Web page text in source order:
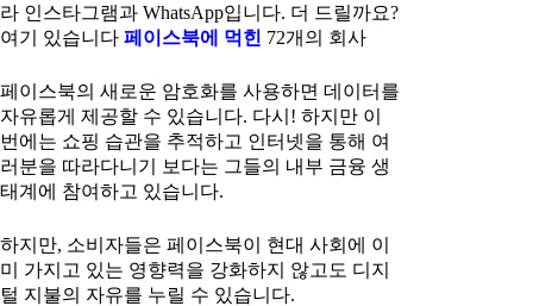
라 인스타그램과 WhatsApp입니다. 더 드릴까요?
여기 있습니다 페이스북에 먹힌 72개의 회사
페이스북의 새로운 암호화를 사용하면 데이터를
자유롭게 제공할 수 있습니다. 다시! 하지만 이
번에는 쇼핑 습관을 추적하고 인터넷을 통해 여
러분을 따라다니기 보다는 그들의 내부 금융 생
태계에 참여하고 있습니다.
하지만, 소비자들은 페이스북이 현대 사회에 이
미 가지고 있는 영향력을 강화하지 않고도 디지
털 지불의 자유를 누릴 수 있습니다.